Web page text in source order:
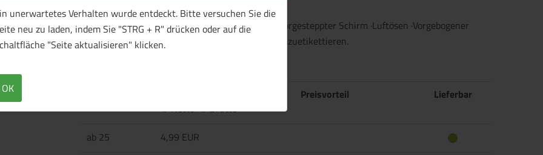
unerwartetes Verhalten wurde entdeckt. Bitte versuchen Sie die
neu zu laden, indem Sie "STRG + R" drücken oder auf die
"Seite aktualisieren" klicken.
OK
·85% Polyester, 15% Baumwolle ·6-teilig ·6-fach vorgesteppter Schirm ·Luftösen ·Vorgebogener
Schirm ·Verstellbarer Klemmverschluss ·Leicht umzuetikettieren.
Netto
Brutto
Preisvorteil Lieferbar
ab 25
4,99 EUR